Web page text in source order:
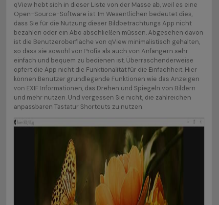
qView hebt sich in dieser Liste von der Masse ab, weil es eine
Open-Source-Software ist. Im Wesentlichen bedeutet dies,
dass Sie für die Nutzung dieser Bildbetrachtungs App nicht
bezahlen oder ein Abo abschließen müssen. Abgesehen davon
ist die Benutzeroberfläche von qView minimalistisch gehalten,
so dass sie sowohl von Profis als auch von Anfängern sehr
einfach und bequem zu bedienen ist. Überraschenderweise
opfert die App nicht die Funktionalität für die Einfachheit. Hier
können Benutzer grundlegende Funktionen wie das Anzeigen
von EXIF Informationen, das Drehen und Spiegeln von Bildern
und mehr nutzen. Und vergessen Sie nicht, die zahlreichen
anpassbaren Tastatur Shortcuts zu nutzen.